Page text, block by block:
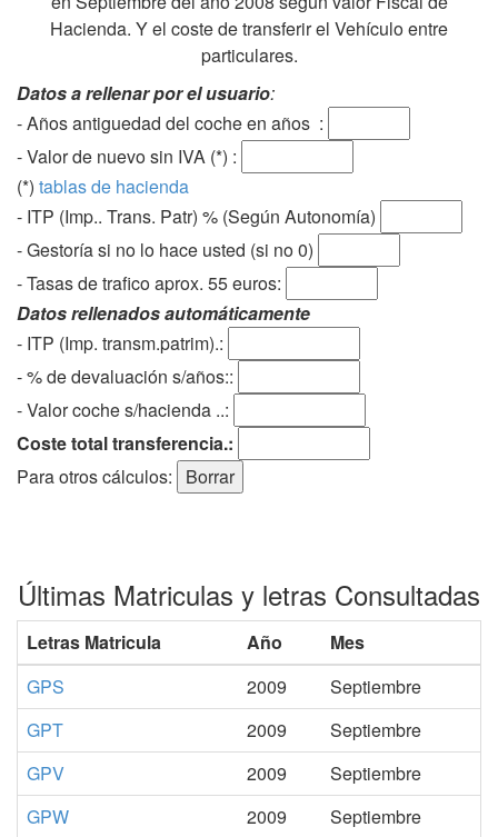
Hacienda. Y el coste de transferir el Vehículo entre
particulares.
Datos a rellenar por el usuario:
- Años antiguedad del coche en años :
- Valor de nuevo sin IVA (*) :
(*) tablas de hacienda
- ITP (Imp.. Trans. Patr) % (Según Autonomía)
- Gestoría si no lo hace usted (si no 0)
-Tasas de trafico aprox. 55 euros:
Datos rellenados automáticamente
- ITP (Imp. transm.patrim).:
- % de devaluación s/años::
- Valor coche s/hacienda ..:
Coste total transferencia.:
Para otros cálculos:
Últimas Matriculas y letras Consultadas
Letras Matricula Año
Mes
GPS
2009
Septiembre
GPT
2009
Septiembre
GPV
2009
Septiembre
GPW
2009
Septiembre